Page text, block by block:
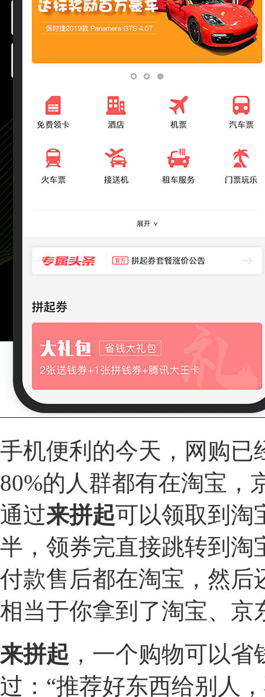
手机便利的今天，网购已
80%的人群都有在淘宝，
通过来拼起可以领取到淘
半，领券完直接跳转到淘
付款售后都在淘宝，然后
相当于你拿到了淘宝、京
来拼起 ，一个购物可以
过：“推荐好东西给别人